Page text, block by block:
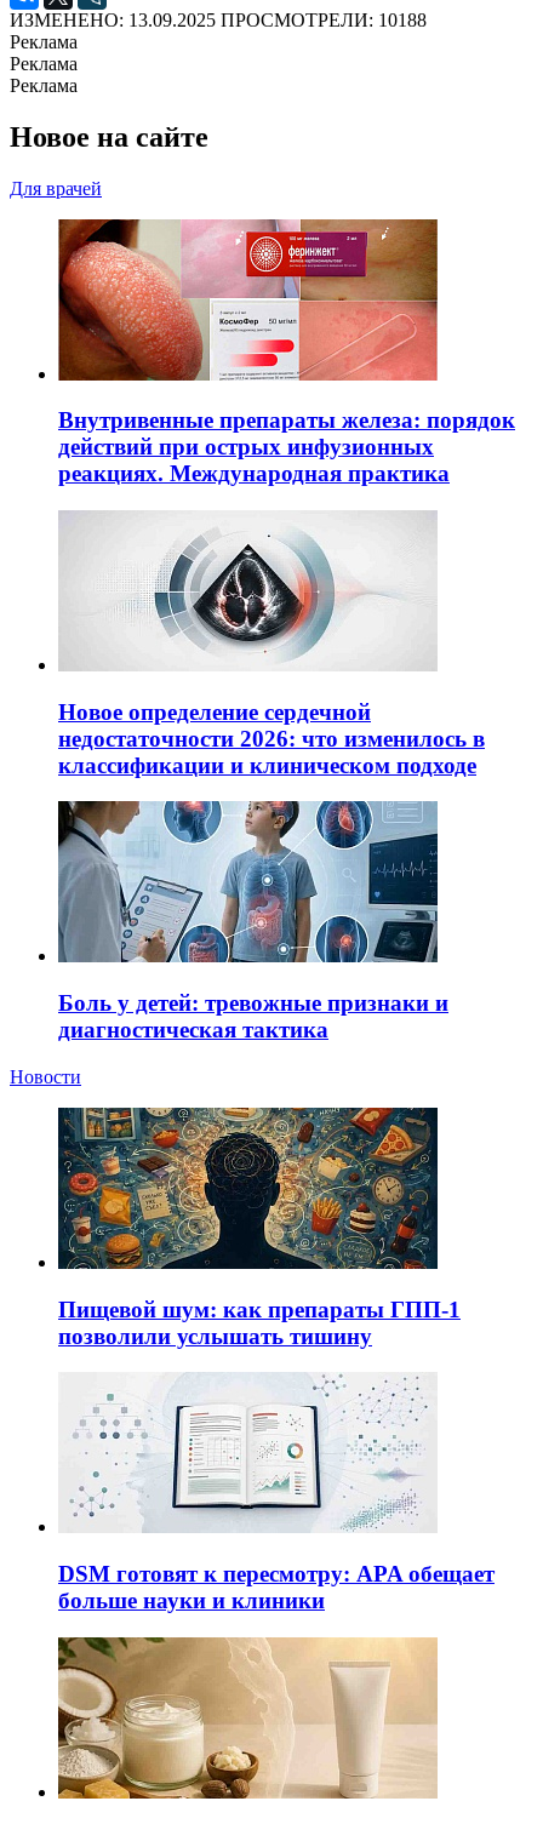
ИЗМЕНЕНО: 13.09.2025 ПРОСМОТРЕЛИ: 10188
Реклама
Реклама
Реклама
Новое на сайте
Для врачей
Внутривенные препараты железа: порядок
действий при острых инфузионных
реакциях. Международная практика
Новое определение сердечной
недостаточности 2026: что изменилось в
классификации и клиническом подходе
Боль у детей: тревожные признаки и
диагностическая тактика
Новости
Пищевой шум: как препараты ГПП-1
позволили услышать тишину
DSM готовят к пересмотру: APA обещает
больше науки и клиники